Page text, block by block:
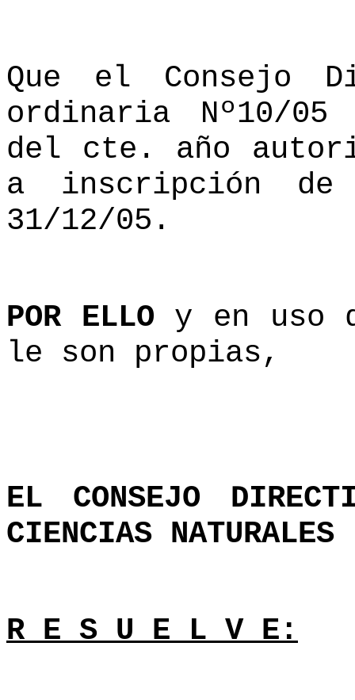
Que el Consejo
ordinaria Nº10/
del cte. año
a inscripción de
31/12/05.
POR ELLO y en uso
le son propias,
EL CONSEJO
CIENCIAS NATURALES
R E S U E L V E: